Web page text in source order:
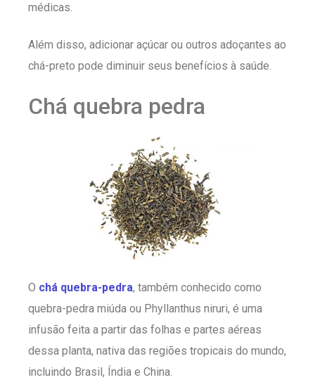
médicas.
Além disso, adicionar açúcar ou outros adoçantes ao
chá-preto pode diminuir seus benefícios à saúde.
Chá quebra pedra
O chá quebra-pedra, também conhecido como
quebra-pedra miúda ou Phyllanthus niruri, é uma
infusão feita a partir das folhas e partes aéreas
dessa planta, nativa das regiões tropicais do mundo,
incluindo Brasil, Índia e China.